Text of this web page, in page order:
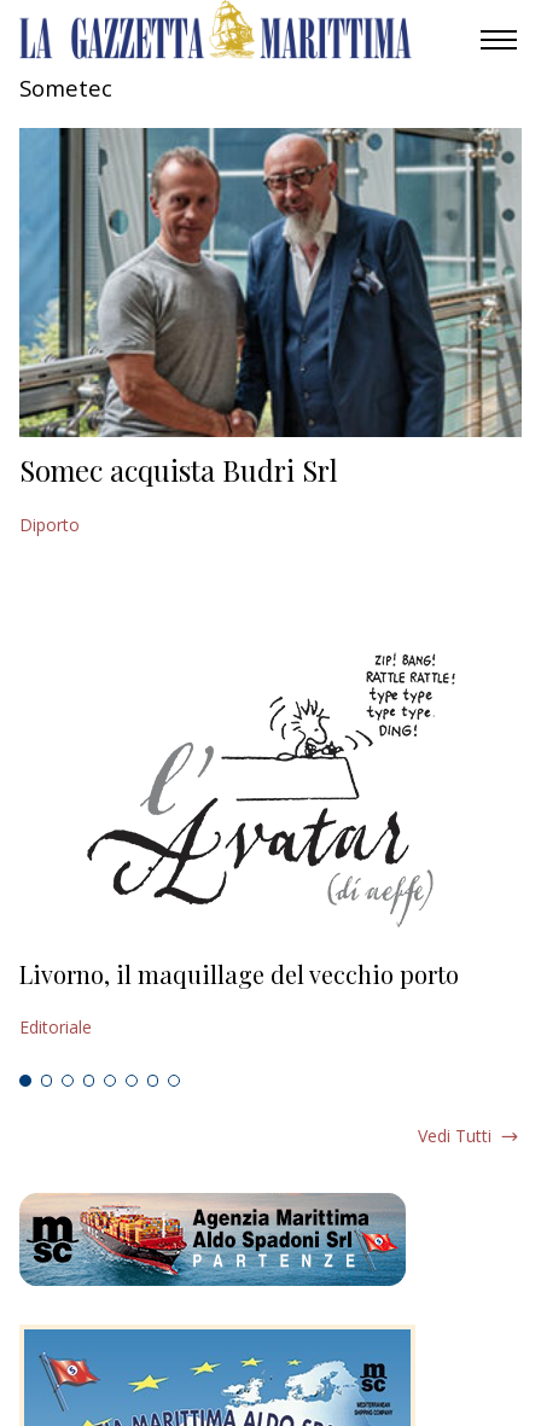
MOBILITÀ
INDUSTRIA
RICERCA
ECONOMIA
TURISMO
CULTURA
NAUTICA
Sometec
Somec acquista Budri Srl
Diporto
Livorno, il maquillage del vecchio porto
Editoriale
Vedi Tutti